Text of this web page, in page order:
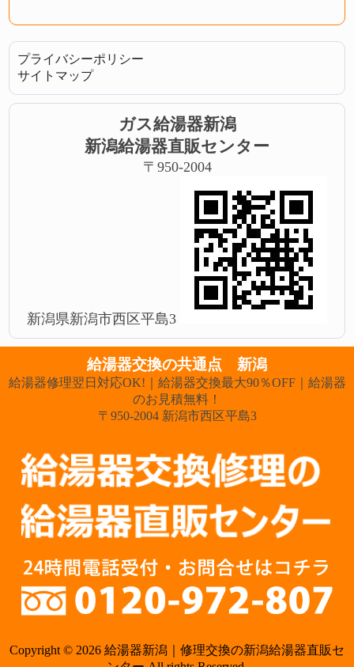
プライバシーポリシー
サイトマップ
ガス給湯器新潟
新潟給湯器直販センター
〒950-2004
新潟県新潟市西区平島3
給湯器交換の共通点 新潟
給湯器修理翌日対応OK!｜給湯器交換最大90％OFF｜給湯器
のお見積無料！
〒950-2004 新潟市西区平島3
Copyright © 2026 給湯器新潟｜修理交換の新潟給湯器直販セ